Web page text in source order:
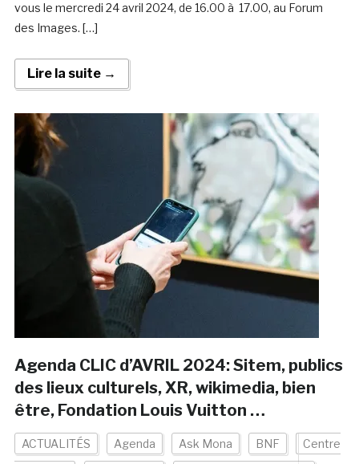
vous le mercredi 24 avril 2024, de 16.00 à 17.00, au Forum
des Images. […]
Lire la suite →
Agenda CLIC d’AVRIL 2024: Sitem, publics
des lieux culturels, XR, wikimedia, bien
être, Fondation Louis Vuitton …
ACTUALITÉS Agenda Ask Mona BNF Centre